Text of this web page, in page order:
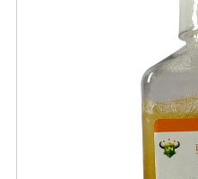
长；3.产生分解不溶性磷酸
产物，促进植物对磷、钾、
范围】适宜添加本品的有机
有机废弃物、糠壳、饼粕、
（蔗糖泥、果渣、茶渣、蘑
本品内含大量有益活菌，不
药 的喷雾器一定要认真清
混用，要现混现用。【贮
阳光直射和雨淋【保 质 期】